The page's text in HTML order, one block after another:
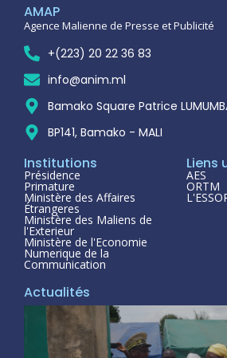
AMAP
Agence Malienne de Presse et Publicité
+(223) 20 22 36 83
info@anim.ml
Bamako Square Patrice
BP141, Bamako - MALI
Institutions
Présidence
Primature
Ministère des Affaires
Étrangeres
Ministère des Maliens de
l'Exterieur
Ministère de l'Economie
Numerique de la
Communication
Liens
AES
ORTM
Actualités